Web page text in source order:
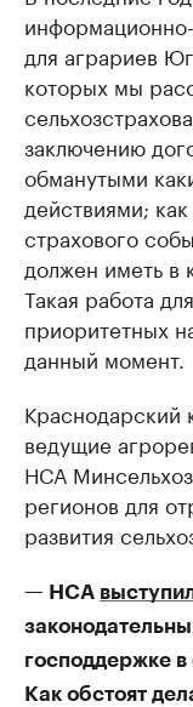
для аграриев
которых мы
заключению
обманутыми
действиями;
страхового
должен иметь в
Такая работа
приоритетных
данный момент.
Краснодарский
ведущие
НСА
регионов для
развития
— НСА
господдержке в
Как обстоят